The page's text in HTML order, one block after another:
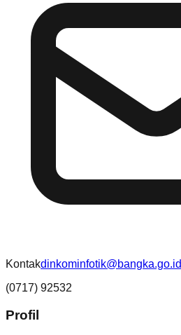
Kontakdinkominfotik@bangka.go.id
(0717) 92532
Profil